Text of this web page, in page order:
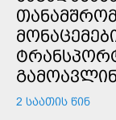
2 ᲡᲐᲐᲗᲘᲡ ᲬᲘᲜ